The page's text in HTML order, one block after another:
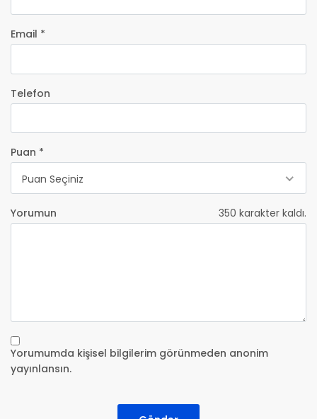
Email *
Telefon
Puan *
Puan Seçiniz
Yorumun 350 karakter kaldı.
Yorumumda kişisel bilgilerim görünmeden anonim
yayınlansın.